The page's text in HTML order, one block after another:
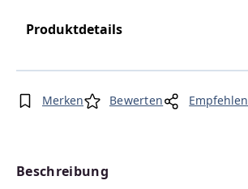
Produktdetails
Merken Bewerten Empfehlen
Beschreibung